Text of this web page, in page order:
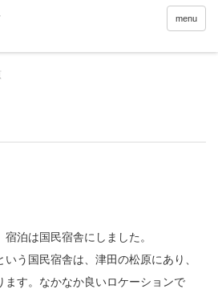
menu
泊は国民宿舎にしました。
う国民宿舎は、津田の松原にあり、
ます。なかなか良いロケーションで